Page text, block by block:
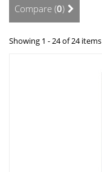
Compare (0)
Showing 1 - 24 of 24 items